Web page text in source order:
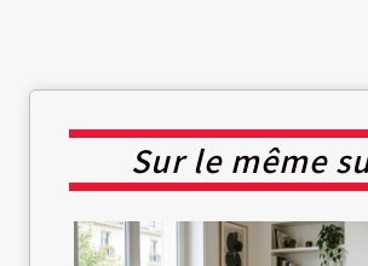
Sur le même